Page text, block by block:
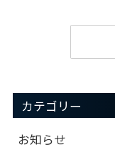
カテゴリー
お知らせ